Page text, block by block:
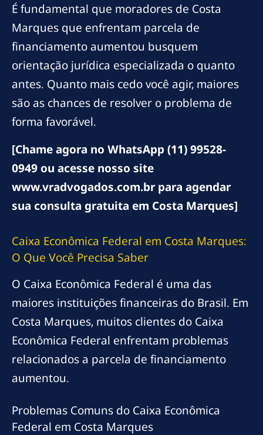
É fundamental que moradores de Costa
Marques que enfrentam parcela de
financiamento aumentou busquem
orientação jurídica especializada o quanto
antes. Quanto mais cedo você agir, maiores
são as chances de resolver o problema de
forma favorável.
[Chame agora no WhatsApp (11) 99528-
0949 ou acesse nosso site
www.vradvogados.com.br para agendar
sua consulta gratuita em Costa Marques]
Caixa Econômica Federal em Costa Marques:
O Que Você Precisa Saber
O Caixa Econômica Federal é uma das
maiores instituições financeiras do Brasil. Em
Costa Marques, muitos clientes do Caixa
Econômica Federal enfrentam problemas
relacionados a parcela de financiamento
aumentou.
Problemas Comuns do Caixa Econômica
Federal em Costa Marques